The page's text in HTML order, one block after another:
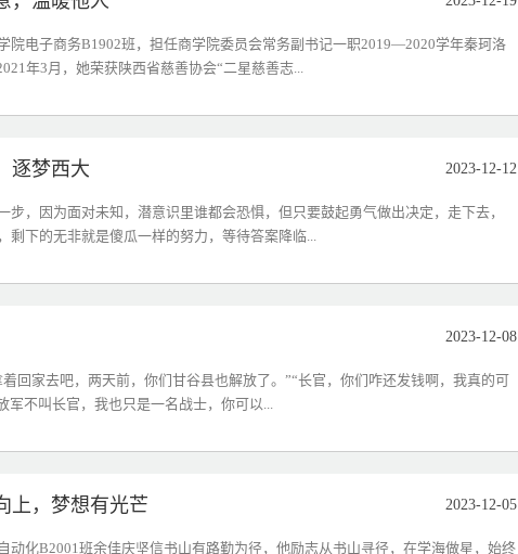
院电子商务B1902班，担任商学院委员会常务副书记一职2019—2020学年秦珂洛
年3月，她荣获陕西省慈善协会“二星慈善志...
逐梦西大 2023-12-12
步，因为面对未知，潜意识里谁都会恐惧，但只要鼓起勇气做出决定，走下去，
剩下的无非就是傻瓜一样的努力，等待答案降临...
2023-12-08
回家去吧，两天前，你们甘谷县也解放了。”“长官，你们咋还发钱啊，我真的可
军不叫长官，我也只是一名战士，你可以...
上，梦想有光芒 2023-12-05
动化B2001班余佳庆坚信书山有路勤为径，他励志从书山寻径，在学海做星，始终